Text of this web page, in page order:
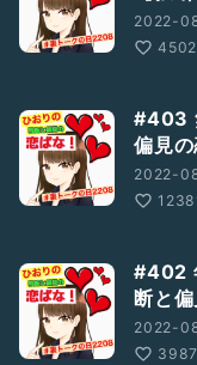
2022-
4502
#403
偏見の
2022-
#402
断と偏
2022-
3987